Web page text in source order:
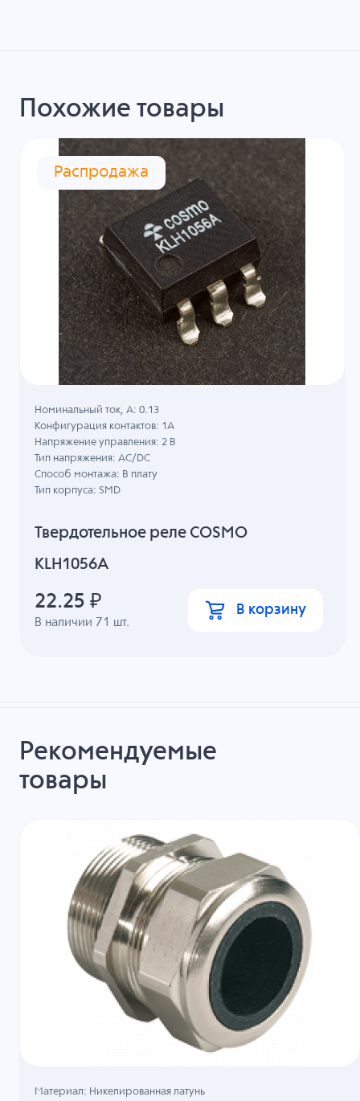
Похожие товары
Распродажа
Твердотельное реле COSMO
KLH1056A
В наличии 71 шт.
Номинальный ток, А: 0.13
Конфигурация контактов: 1A
Напряжение управления: 2 В
Тип напряжения: AC/DC
Способ монтажа: В плату
Тип корпуса: SMD
22.25 ₽ В корзину
Рекомендуемые
товары
Материал: Никелированная латунь